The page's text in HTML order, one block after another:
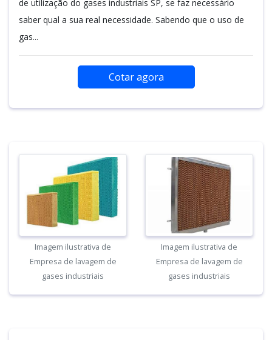
de utilização do gases industriais SP, se faz necessário
saber qual a sua real necessidade. Sabendo que o uso de
gas...
Cotar agora
Imagem ilustrativa de
Empresa de lavagem de
gases industriais
Imagem ilustrativa de
Empresa de lavagem de
gases industriais